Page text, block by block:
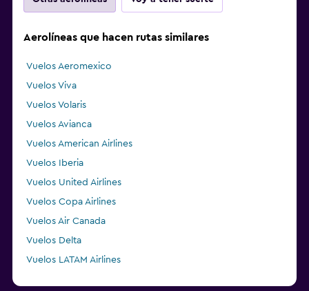
Aerolíneas que hacen rutas similares
Vuelos Aeromexico
Vuelos Viva
Vuelos Volaris
Vuelos Avianca
Vuelos American Airlines
Vuelos Iberia
Vuelos United Airlines
Vuelos Copa Airlines
Vuelos Air Canada
Vuelos Delta
Vuelos LATAM Airlines